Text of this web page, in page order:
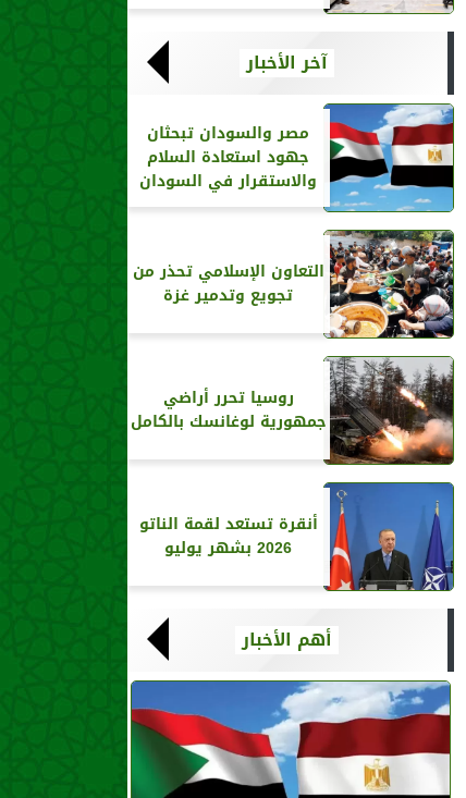
آخر الأخبار
مصر والسودان تبحثان
جهود استعادة السلام
والاستقرار في السودان
التعاون الإسلامي تحذر من
تجويع وتدمير غزة
روسيا تحرر أراضي
جمهورية لوغانسك بالكامل
أنقرة تستعد لقمة الناتو
2026 بشهر يوليو
أهم الأخبار